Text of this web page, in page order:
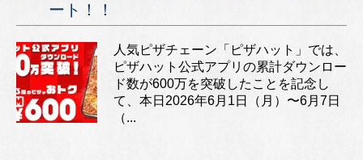
ート！！
人気ピザチェーン「ピザハット」では、
ピザハット公式アプリの累計ダウンロー
ド数が600万を突破したことを記念し
て、本日2026年6月1日（月）〜6月7日
（...